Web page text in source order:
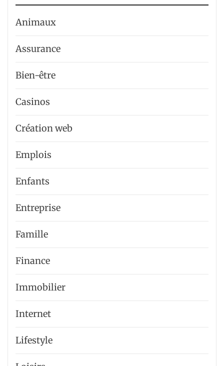
Animaux
Assurance
Bien-être
Casinos
Création web
Emplois
Enfants
Entreprise
Famille
Finance
Immobilier
Internet
Lifestyle